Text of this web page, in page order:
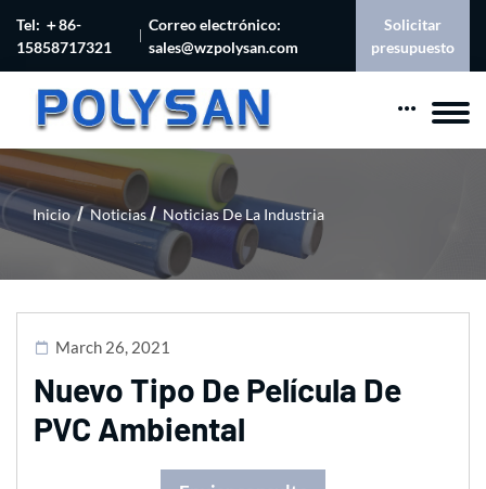
Tel: ＋86-
15858717321
Correo electrónico:
sales@wzpolysan.com
Solicitar
presupuesto
Inicio Noticias Noticias De La Industria
March 26, 2021
Nuevo Tipo De Película De
PVC Ambiental